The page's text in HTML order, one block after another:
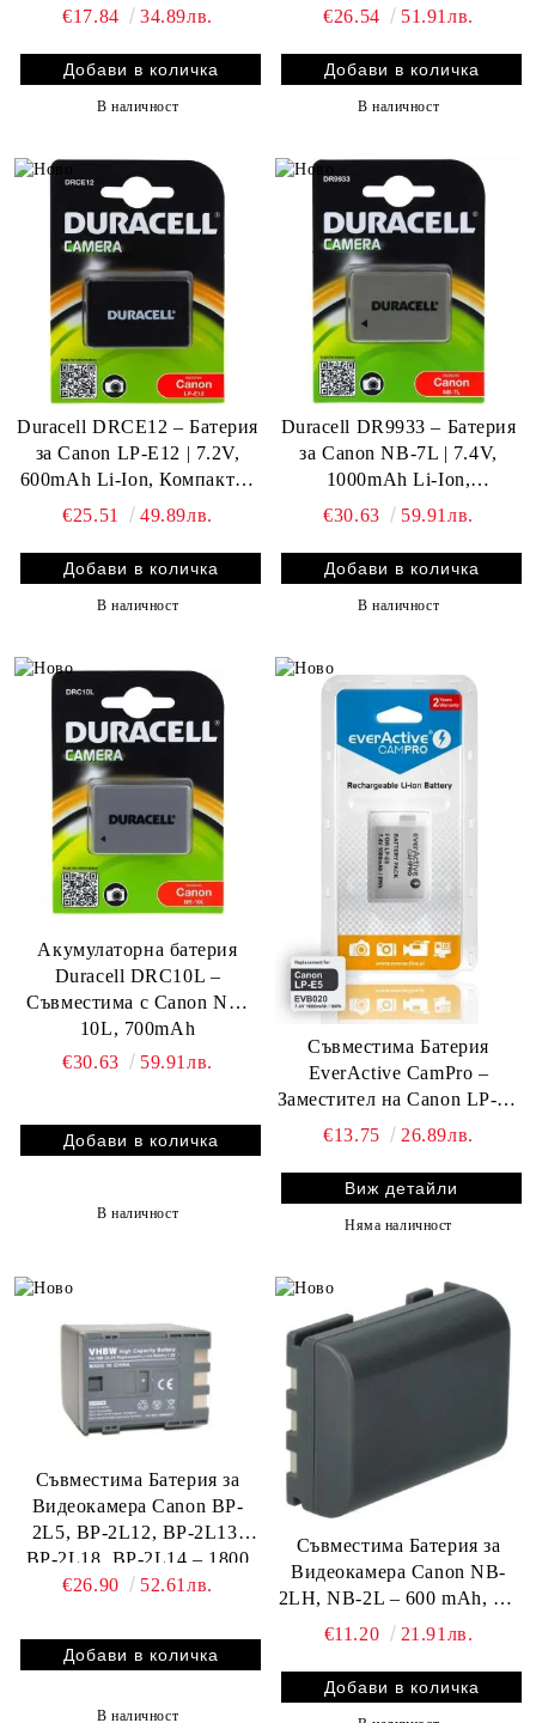
750mAh, 7.2V, Li-Ion –
вашата камера
€17.84 34.89лв.
В наличност
захранване за вашия
€26.54 51.91лв.
В наличност
Duracell DRCE12 – Батерия
за Canon LP-E12 | 7.2V,
600mAh Li-Ion, Компактна
и Надеждна
€25.51 49.89лв.
В наличност
Duracell DR9933 – Батерия
за Canon NB-7L | 7.4V,
1000mAh Li-Ion,
Висококачествен
€30.63 59.91лв.
В наличност
Акумулаторна батерия
Duracell DRC10L –
Съвместима с Canon NB-
10L, 700mAh
€30.63
59.91лв.
В наличност
Съвместима Батерия
EverActive CamPro –
Заместител на Canon LP-E5
| BATERIIKI.COM
€13.75 26.89лв.
Виж детайли
Няма наличност
Съвместима Батерия за
Видеокамера Canon BP-
2L5, BP-2L12, BP-2L13,
BP-2L18, BP-2L14 – 1800
mAh, 7.2 V, Li-Ion |
€26.90 52.61лв.
В наличност
Съвместима Батерия за
Видеокамера Canon NB-
2LH, NB-2L – 600 mAh, 7.2
V, Li-Ion | BATERIIKI.COM
€11.20 21.91лв.